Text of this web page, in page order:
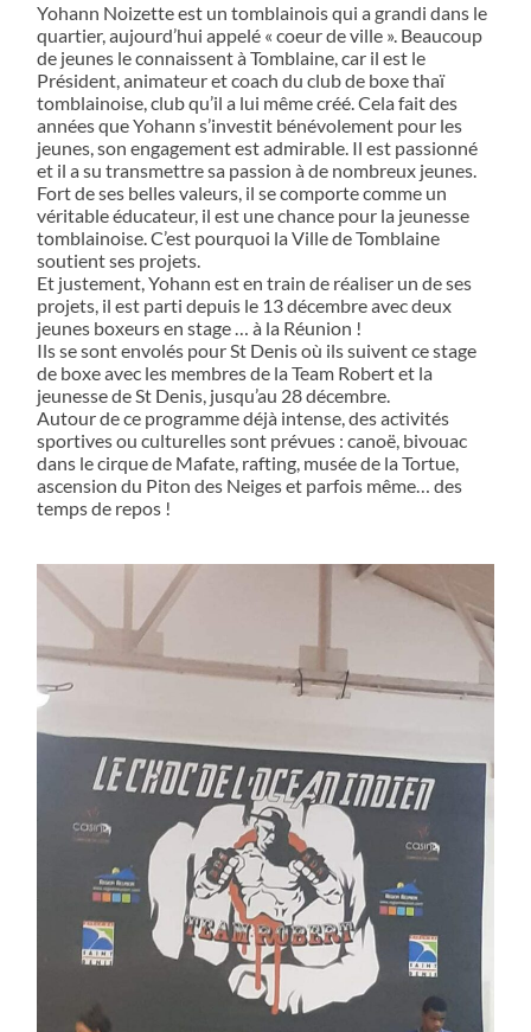
Yohann Noizette est un tomblainois qui a grandi dans le
quartier, aujourd’hui appelé « coeur de ville ». Beaucoup
de jeunes le connaissent à Tomblaine, car il est le
Président, animateur et coach du club de boxe thaï
tomblainoise, club qu’il a lui même créé. Cela fait des
années que Yohann s’investit bénévolement pour les
jeunes, son engagement est admirable. Il est passionné
et il a su transmettre sa passion à de nombreux jeunes.
Fort de ses belles valeurs, il se comporte comme un
véritable éducateur, il est une chance pour la jeunesse
tomblainoise. C’est pourquoi la Ville de Tomblaine
soutient ses projets.
Et justement, Yohann est en train de réaliser un de ses
projets, il est parti depuis le 13 décembre avec deux
jeunes boxeurs en stage … à la Réunion !
Ils se sont envolés pour St Denis où ils suivent ce stage
de boxe avec les membres de la Team Robert et la
jeunesse de St Denis, jusqu’au 28 décembre.
Autour de ce programme déjà intense, des activités
sportives ou culturelles sont prévues : canoë, bivouac
dans le cirque de Mafate, rafting, musée de la Tortue,
ascension du Piton des Neiges et parfois même… des
temps de repos !